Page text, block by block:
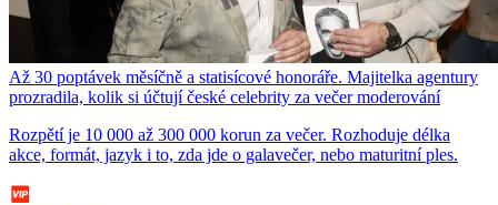
Až 30 poptávek měsíčně a statisícové honoráře. Majitelka agentury
prozradila, kolik si účtují české celebrity za večer moderování
Rozpětí je 10 000 až 300 000 korun za večer. Rozhoduje délka
akce, formát, jazyk i to, zda jde o galavečer, nebo maturitní ples.